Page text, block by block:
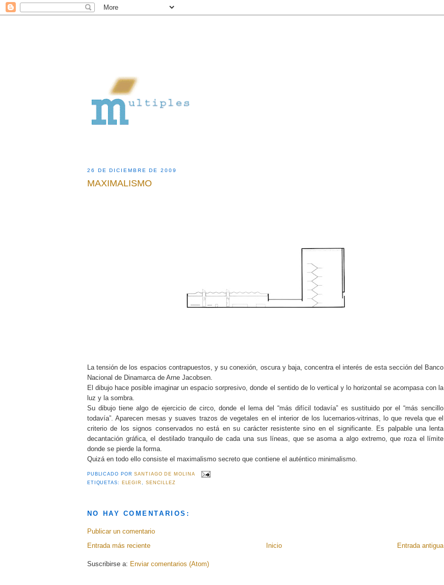
26 DE DICIEMBRE DE 2009
MAXIMALISMO
La tensión de los espacios contrapuestos, y su conexión, oscura y baja, concentra el interés de esta sección del Banco
Nacional de Dinamarca de Arne Jacobsen.
El dibujo hace posible imaginar un espacio sorpresivo, donde el sentido de lo vertical y lo horizontal se acompasa con la
luz y la sombra.
Su dibujo tiene algo de ejercicio de circo, donde el lema del “más difícil todavía” es sustituido por el “más sencillo
todavía”. Aparecen mesas y suaves trazos de vegetales en el interior de los lucernarios-vitrinas, lo que revela que el
criterio de los signos conservados no está en su carácter resistente sino en el significante. Es palpable una lenta
decantación gráfica, el destilado tranquilo de cada una sus líneas, que se asoma a algo extremo, que roza el límite
donde se pierde la forma.
Quizá en todo ello consiste el maximalismo secreto que contiene el auténtico minimalismo.
PUBLICADO PORSANTIAGO DE MOLINA
ETIQUETAS:
ELEGIR, SENCILLEZ
NO HAY COMENTARIOS:
Publicar un comentario
Entrada más reciente
Entrada antigua
Inicio
Suscribirse a: Enviar comentarios (Atom)